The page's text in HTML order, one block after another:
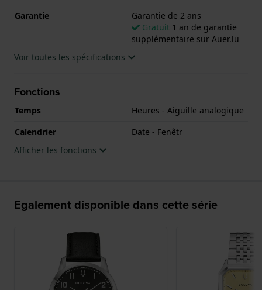
Garantie
Garantie de 2 ans
Gratuit 1 an de garantie
supplémentaire sur Auer.lu
Voir toutes les spécifications
Fonctions
Temps
Heures - Aiguille analogique
Calendrier
Date - Fenêtr
Afficher les fonctions
Egalement disponible dans cette série